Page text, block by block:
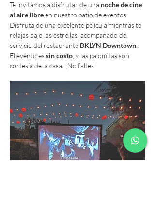
Te invitamos a disfrutar de una noche de cine
al aire libre en nuestro patio de eventos.
Disfruta de una excelente película mientras te
relajas bajo las estrellas, acompañado del
servicio del restaurante BKLYN Downtown
El evento es sin costo , y las palomitas son
cortesía de la casa. ¡No faltes!